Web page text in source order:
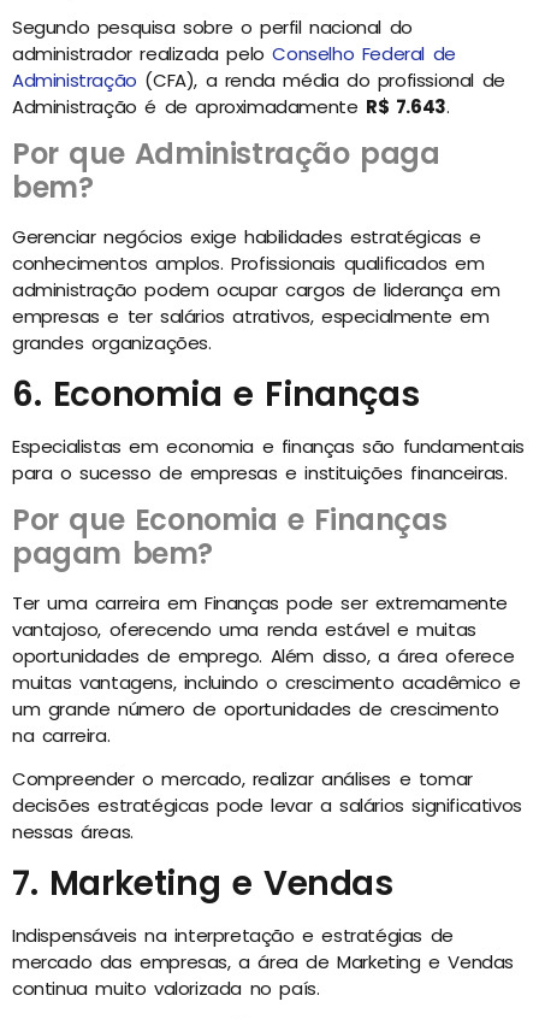
Segundo pesquisa sobre o perfil nacional do
administrador realizada peloConselho Federal de
Administração (CFA), a renda média do profissional de
Administração é de aproximadamente R$ 7.643.
Por que Administração paga
bem?
Gerenciar negócios exige habilidades estratégicas e
conhecimentos amplos. Profissionais qualificados em
administração podem ocupar cargos de liderança em
empresas e ter salários atrativos, especialmente em
grandes organizações.
6. Economia e Finanças
Especialistas em economia e finanças são fundamentais
para o sucesso de empresas e instituições financeiras.
Por que Economia e Finanças
pagam bem?
Ter uma carreira em Finanças pode ser extremamente
vantajoso, oferecendo uma renda estável e muitas
oportunidades de emprego. Além disso, a área oferece
muitas vantagens, incluindo o crescimento acadêmico e
um grande número de oportunidades de crescimento
na carreira.
Compreender o mercado, realizar análises e tomar
decisões estratégicas pode levar a salários significativos
nessas áreas.
7. Marketing e Vendas
Indispensáveis na interpretação e estratégias de
mercado das empresas, a área de Marketing e Vendas
continua muito valorizada no país.